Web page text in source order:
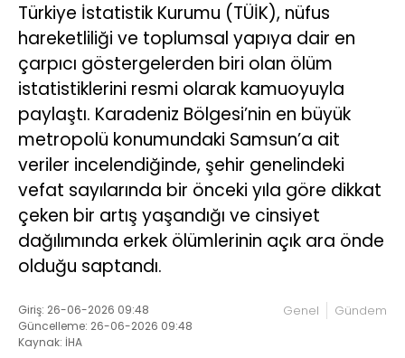
Türkiye İstatistik Kurumu (TÜİK), nüfus
hareketliliği ve toplumsal yapıya dair en
çarpıcı göstergelerden biri olan ölüm
istatistiklerini resmi olarak kamuoyuyla
paylaştı. Karadeniz Bölgesi’nin en büyük
metropolü konumundaki Samsun’a ait
veriler incelendiğinde, şehir genelindeki
vefat sayılarında bir önceki yıla göre dikkat
çeken bir artış yaşandığı ve cinsiyet
dağılımında erkek ölümlerinin açık ara önde
olduğu saptandı.
Giriş: 26-06-2026 09:48
Güncelleme: 26-06-2026 09:48
Kaynak: İHA
Genel Gündem